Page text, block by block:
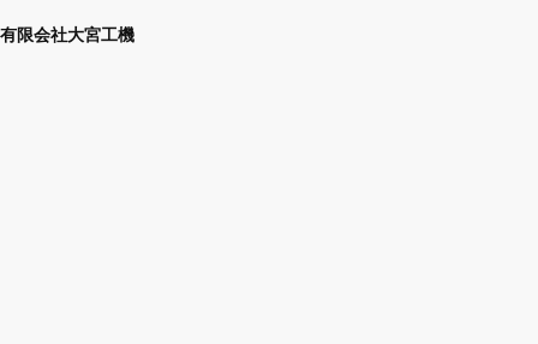
有限会社大宮工機